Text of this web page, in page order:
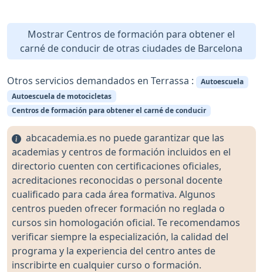
Mostrar Centros de formación para obtener el
carné de conducir de otras ciudades de Barcelona
Otros servicios demandados en Terrassa :
Autoescuela
Autoescuela de motocicletas
Centros de formación para obtener el carné de conducir
abcacademia.es no puede garantizar que las
academias y centros de formación incluidos en el
directorio cuenten con certificaciones oficiales,
acreditaciones reconocidas o personal docente
cualificado para cada área formativa. Algunos
centros pueden ofrecer formación no reglada o
cursos sin homologación oficial. Te recomendamos
verificar siempre la especialización, la calidad del
programa y la experiencia del centro antes de
inscribirte en cualquier curso o formación.